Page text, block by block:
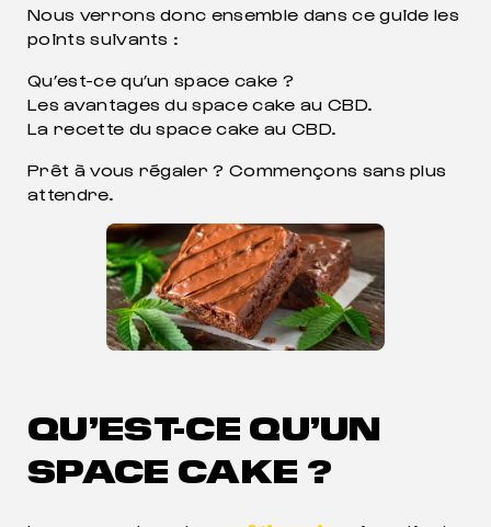
Nous verrons donc ensemble dans ce guide les
points suivants :
Qu’est-ce qu’un space cake ?
Les avantages du space cake au CBD.
La recette du space cake au CBD.
Prêt à vous régaler ? Commençons sans plus
attendre.
QU’EST-CE QU’UN
SPACE CAKE ?